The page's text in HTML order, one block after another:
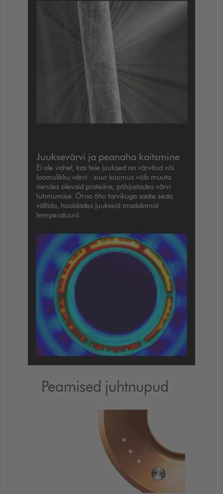
Juuksevärvi ja peanaha kaitsmine
Ei ole vahet, kas teie juuksed on värvitud või
loomulikku värvi - suur kuumus võib muuta
nendes olevaid proteiine, põhjustades värvi
tuhmumise. Õrna õhu tarvikuga saate seda
vältida, hooldades juukseid madalamal
temperatuuril.
Peamised juhtnupud